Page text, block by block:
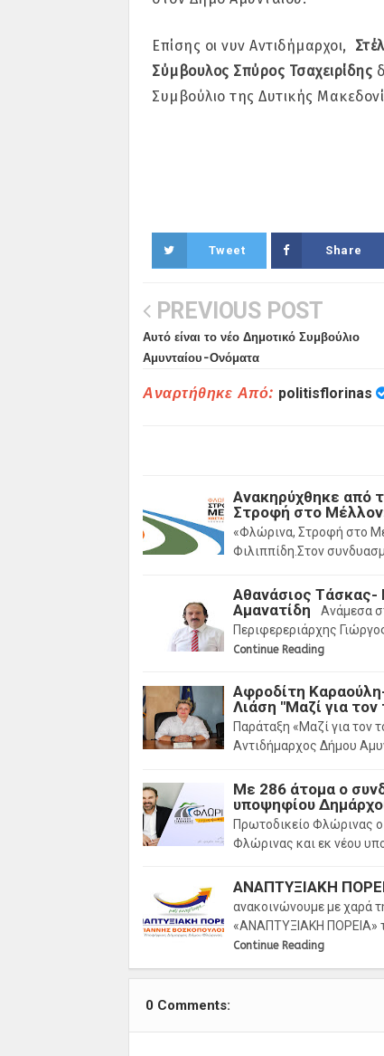
Επίσης οι νυν Αντιδήμαρχοι,
Σύμβουλος Σπύρος Τσαχειρίδης
Συμβούλιο της Δυτικής
Tweet Share
PREVIOUS POST
Αυτό είναι το νέο Δημοτικό Συμβούλιο
Αμυνταίου-Ονόματα
Αναρτήθηκε Από: politisflorinas
Ανακηρύχθηκε από
Στροφή στο
«Φλώρινα, Στροφή στο
Φιλιππίδη.Στον
Αθανάσιος Τάσκας-
Αμανατίδη
Ανάμεσα
Περιφερεριάρχης
Continue Reading
Αφροδίτη
Λιάση ''Μαζί για
Παράταξη «Μαζί για τον
Αντιδήμαρχος Δήμου
Με 286 άτομα ο
υποψηφίου
Πρωτοδικείο Φλώρινας
Φλώρινας και εκ νέου
ΑΝΑΠΤΥΞΙΑΚΗ
ανακοινώνουμε με χαρά
«ΑΝΑΠΤΥΞΙΑΚΗ ΠΟΡΕΙΑ»
Continue Reading
0 Comments: